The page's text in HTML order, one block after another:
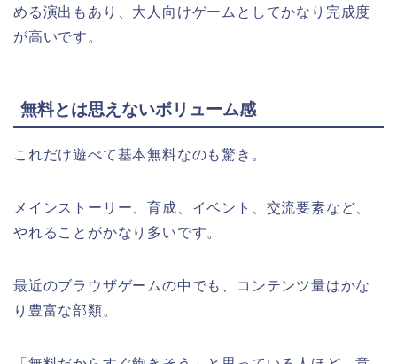
める演出もあり、大人向けゲームとしてかなり完成度
が高いです。
無料とは思えないボリューム感
これだけ遊べて基本無料なのも驚き。
メインストーリー、育成、イベント、交流要素など、
やれることがかなり多いです。
最近のブラウザゲームの中でも、コンテンツ量はかな
り豊富な部類。